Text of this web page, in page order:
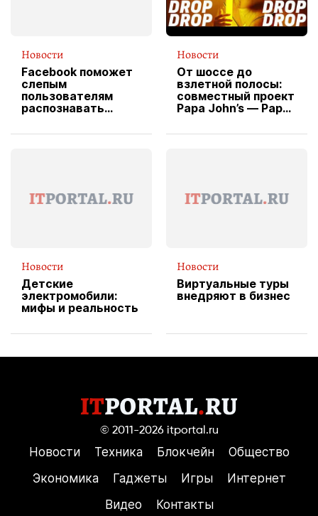
Новости
Facebook поможет
слепым
пользователям
распознавать
Новости
От шоссе до
взлетной полосы:
совместный проект
Papa John’s — Papa
вводит
Новости
Детские
электромобили:
мифы и реальность
Новости
Виртуальные туры
внедряют в бизнес
© 2011-2026 itportal.ru
Новости Техника Блокчейн
Общество
Экономика
Гаджеты Игры
Интернет
Видео
Контакты